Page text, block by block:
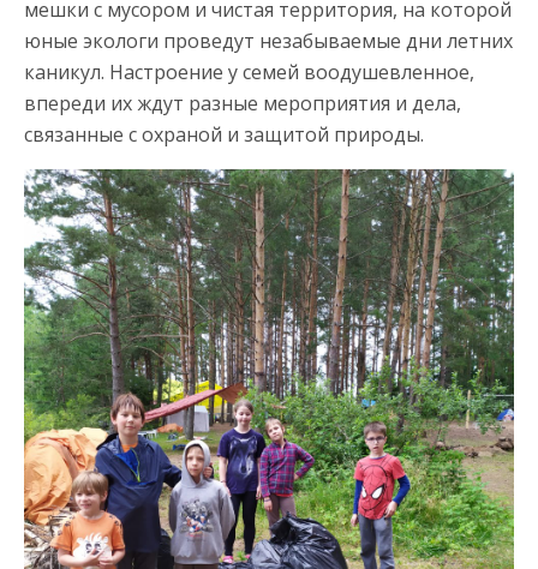
мешки с мусором и чистая территория, на которой
юные экологи проведут незабываемые дни летних
каникул. Настроение у семей воодушевленное,
впереди их ждут разные мероприятия и дела,
связанные с охраной и защитой природы.